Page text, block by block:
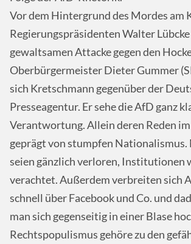
Vor dem Hintergrund des Mordes am
Regierungspräsidenten Walter
gewaltsamen Attacke gegen den
Oberbürgermeister Dieter Gummer
sich Kretschmann gegenüber der
Presseagentur. Er sehe die AfD ganz
Verantwortung. Allein deren Reden
geprägt von stumpfen
seien gänzlich verloren, Institutionen
verachtet. Außerdem verbreiten sich
schnell über Facebook und Co. und
man sich gegenseitig in einer Blase
Rechtspopulismus gehöre zu den